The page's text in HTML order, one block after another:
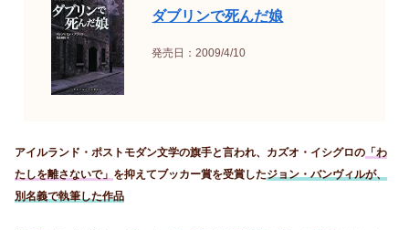
ダブリンで死んだ娘
発売日：2009/4/10
アイルランド・ポストモダン文学の旗手と言われ、カズオ・イシグロの 「わ
たしを離さないで」 を抑えてブッカー賞を受賞したジョン・バンヴィルが、
別名義で執筆した作品